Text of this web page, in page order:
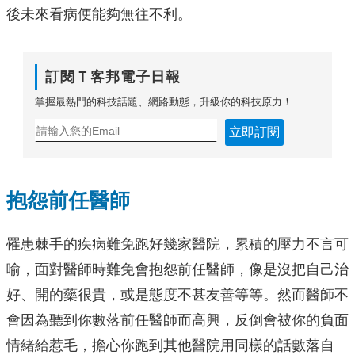
後未來看病便能夠無往不利。
訂閱Ｔ客邦電子日報
掌握最熱門的科技話題、網路動態，升級你的科技原力！
立即訂閱
抱怨前任醫師
罹患棘手的疾病難免跑好幾家醫院，累積的壓力不言可
喻，面對醫師時難免會抱怨前任醫師，像是沒把自己治
好、開的藥很貴，或是態度不甚友善等等。然而醫師不
會因為聽到你數落前任醫師而高興，反倒會被你的負面
情緒給惹毛，擔心你跑到其他醫院用同樣的話數落自